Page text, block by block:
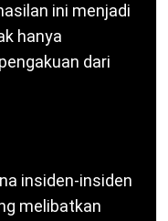
ini menjadi
hanya
dari
insiden-insiden
melibatkan